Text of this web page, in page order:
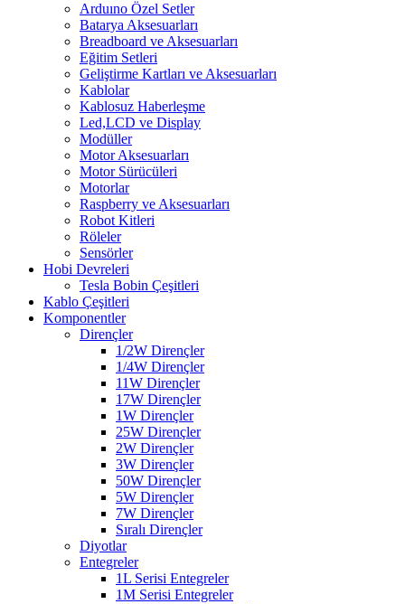
Arduıno Özel Setler
Batarya Aksesuarları
Breadboard ve Aksesuarları
Eğitim Setleri
Geliştirme Kartları ve Aksesuarları
Kablolar
Kablosuz Haberleşme
Led,LCD ve Display
Modüller
Motor Aksesuarları
Motor Sürücüleri
Motorlar
Raspberry ve Aksesuarları
Robot Kitleri
Röleler
Sensörler
Hobi Devreleri
Tesla Bobin Çeşitleri
Kablo Çeşitleri
Komponentler
Dirençler
1/2W Dirençler
1/4W Dirençler
11W Dirençler
17W Dirençler
1W Dirençler
25W Dirençler
2W Dirençler
3W Dirençler
50W Dirençler
5W Dirençler
7W Dirençler
Sıralı Dirençler
Diyotlar
Entegreler
1L Serisi Entegreler
1M Serisi Entegreler